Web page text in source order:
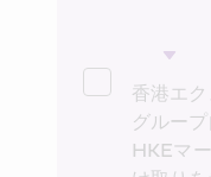
香港エ
グルー
HKEマ